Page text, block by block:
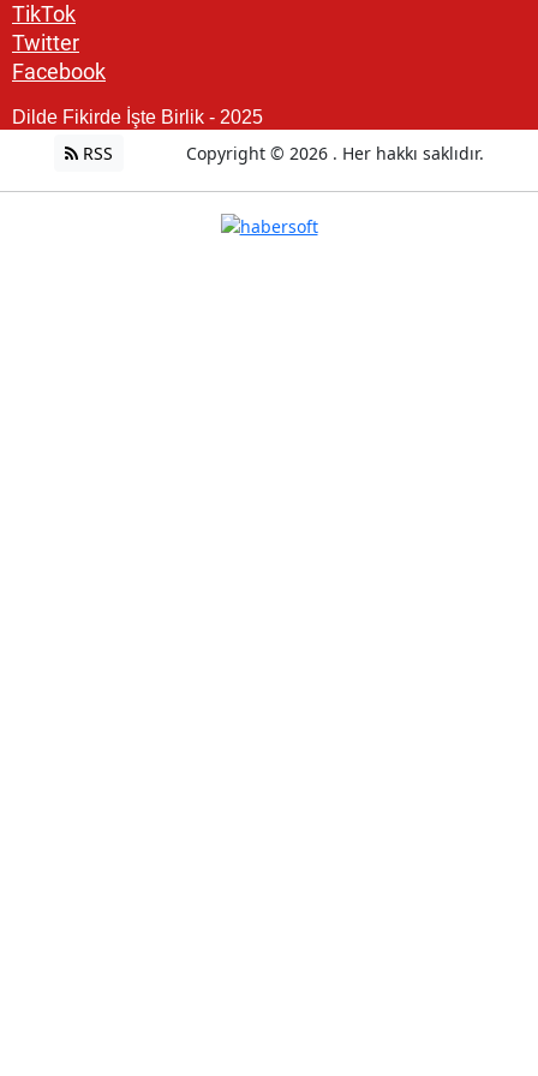
TikTok
Twitter
Facebook
Dilde Fikirde İşte Birlik - 2025
RSS Copyright © 2026 . Her hakkı saklıdır.